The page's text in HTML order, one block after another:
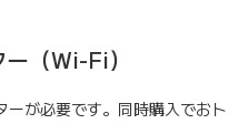
（Wi-Fi）
が必要です。同時購入でおト